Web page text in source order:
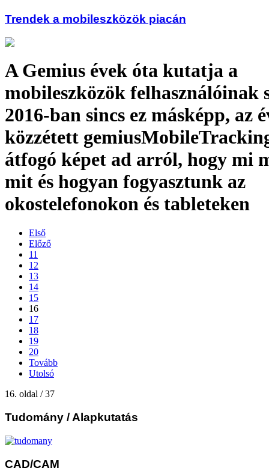
Trendek a mobileszközök piacán
A Gemius évek óta kutatja a
mobileszközök felhasználóinak
2016-ban sincs ez másképp, az
közzétett
átfogó képet ad arról, hogy mi
mit és hogyan fogyasztunk az
okostelefonokon és tableteken
Első
Előző
11
12
13
14
15
16
17
18
19
20
Tovább
Utolsó
16. oldal / 37
Tudomány / Alapkutatás
CAD/CAM